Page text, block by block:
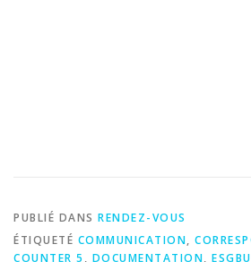
PUBLIÉ DANS RENDEZ-VOUS
ÉTIQUETÉ COMMUNICATION,
COUNTER 5 , DOCUMENTATION, ESGBU